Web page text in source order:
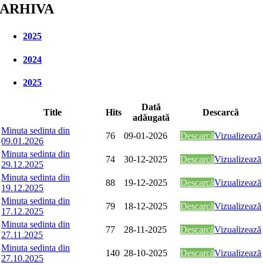
ARHIVA
2025
2024
2025
Title Hits
Dată
adăugată
Descarcă
Minuta sedinta din
09.01.2026
76 09-01-2026 DescarcăVizualizează
Minuta sedinta din
29.12.2025
74 30-12-2025 DescarcăVizualizează
Minuta sedinta din
19.12.2025
88 19-12-2025 DescarcăVizualizează
Minuta sedinta din
17.12.2025
79 18-12-2025 DescarcăVizualizează
Minuta sedinta din
27.11.2025
77 28-11-2025 DescarcăVizualizează
Minuta sedinta din
27.10.2025
140 28-10-2025 DescarcăVizualizează